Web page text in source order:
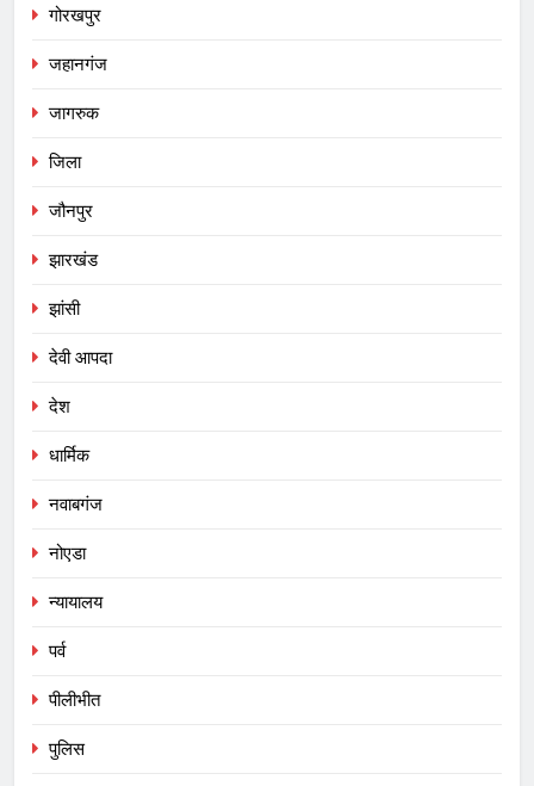
गोरखपुर
जहानगंज
जागरुक
जिला
जौनपुर
झारखंड
झांसी
देवी आपदा
देश
धार्मिक
नवाबगंज
नोएडा
न्यायालय
पर्व
पीलीभीत
पुलिस